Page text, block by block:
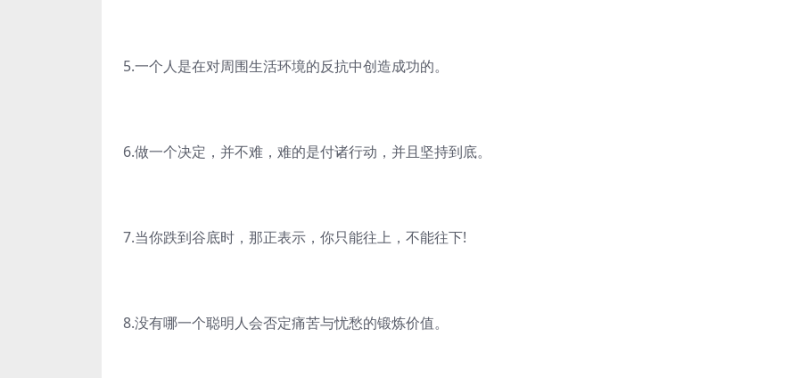
5.一个人是在对周围生活环境的反抗中创造成功的。
6.做一个决定，并不难，难的是付诸行动，并且坚持到底。
7.当你跌到谷底时，那正表示，你只能往上，不能往下!
8.没有哪一个聪明人会否定痛苦与忧愁的锻炼价值。